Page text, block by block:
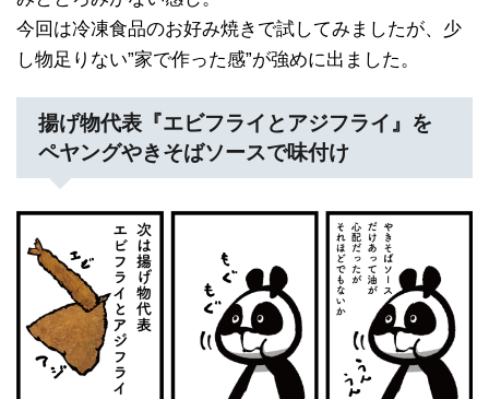
今回は冷凍食品のお好み焼きで試してみましたが、少
し物足りない”家で作った感”が強めに出ました。
揚げ物代表『エビフライとアジフライ』を
ペヤングやきそばソースで味付け